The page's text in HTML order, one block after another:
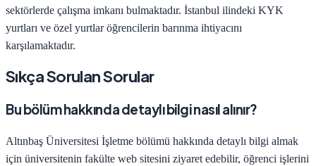
sektörlerde çalışma imkanı bulmaktadır. İstanbul ilindeki KYK
yurtları ve özel yurtlar öğrencilerin barınma ihtiyacını
karşılamaktadır.
Sıkça Sorulan Sorular
Bu bölüm hakkında detaylı bilgi nasıl alınır?
Altınbaş Üniversitesi İşletme bölümü hakkında detaylı bilgi almak
için üniversitenin fakülte web sitesini ziyaret edebilir, öğrenci işlerini